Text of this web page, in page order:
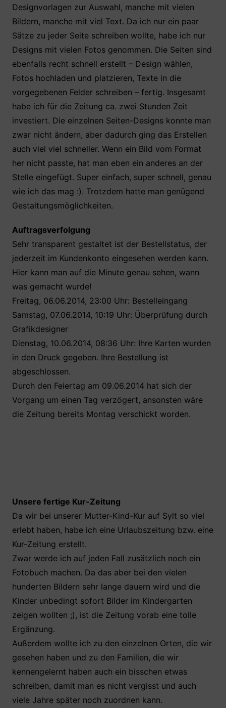
Designvorlagen zur Auswahl, manche mit vielen
Bildern, manche mit viel Text. Da ich nur ein paar
Sätze zu jeder Seite schreiben wollte, habe ich nur
Designs mit vielen Fotos genommen. Die Seiten sind
ebenfalls recht schnell erstellt – Design wählen,
Fotos hochladen und platzieren, Texte in die
vorgegebenen Felder schreiben – fertig. Insgesamt
habe ich für die Zeitung ca. zwei Stunden Zeit
investiert. Die einzelnen Seiten-Designs konnte man
zwar nicht ändern, aber dadurch ging das Erstellen
auch viel viel schneller. Wenn ein Bild vom Format
her nicht passte, hat man eben ein anderes an der
Stelle eingefügt. Super einfach, super schnell, genau
wie ich das mag :). Trotzdem hatte man genügend
Gestaltungsmöglichkeiten.
Auftragsverfolgung
Sehr transparent gestaltet ist der Bestellstatus, der
jederzeit im Kundenkonto eingesehen werden kann.
Hier kann man auf die Minute genau sehen, wann
was gemacht wurde!
Freitag, 06.06.2014, 23:00 Uhr: Bestelleingang
Samstag, 07.06.2014, 10:19 Uhr: Überprüfung durch
Grafikdesigner
Dienstag, 10.06.2014, 08:36 Uhr: Ihre Karten wurden
in den Druck gegeben. Ihre Bestellung ist
abgeschlossen.
Durch den Feiertag am 09.06.2014 hat sich der
Vorgang um einen Tag verzögert, ansonsten wäre
die Zeitung bereits Montag verschickt worden.
Unsere fertige Kur-Zeitung
Da wir bei unserer Mutter-Kind-Kur auf Sylt so viel
erlebt haben, habe ich eine Urlaubszeitung bzw. eine
Kur-Zeitung erstellt.
Zwar werde ich auf jeden Fall zusätzlich noch ein
Fotobuch machen. Da das aber bei den vielen
hunderten Bildern sehr lange dauern wird und die
Kinder unbedingt sofort Bilder im Kindergarten
zeigen wollten ;), ist die Zeitung vorab eine tolle
Ergänzung.
Außerdem wollte ich zu den einzelnen Orten, die wir
gesehen haben und zu den Familien, die wir
kennengelernt haben auch ein bisschen etwas
schreiben, damit man es nicht vergisst und auch
viele Jahre später noch zuordnen kann.